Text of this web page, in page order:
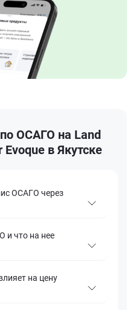
ОСАГО на Land
Evoque в Якутске
ОСАГО через
и что на нее
на цену